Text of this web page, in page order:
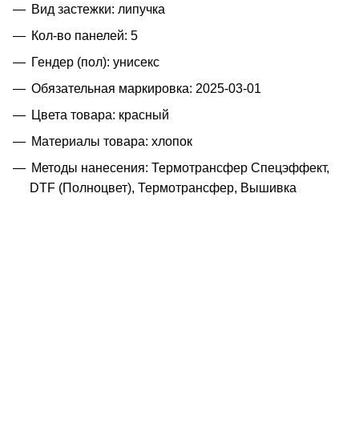
Вид застежки: липучка
Кол-во панелей: 5
Гендер (пол): унисекс
Обязательная маркировка: 2025-03-01
Цвета товара: красный
Материалы товара: хлопок
Методы нанесения: Термотрансфер Спецэффект,
DTF (Полноцвет), Термотрансфер, Вышивка